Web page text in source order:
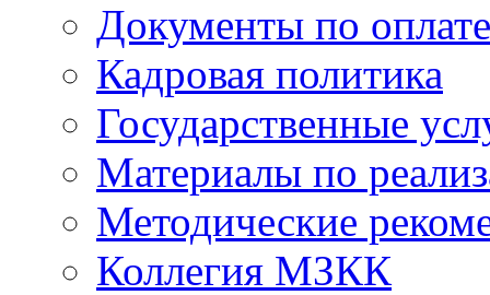
Документы по
Кадровая политика
Государственные
Материалы по
Методические
Коллегия МЗКК